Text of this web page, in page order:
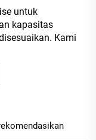
untuk
kapasitas
Kami